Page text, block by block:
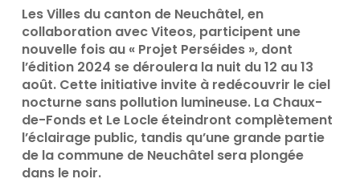
Les Villes du canton de Neuchâtel, en
collaboration avec Viteos, participent une
nouvelle fois au « Projet Perséides », dont
l’édition 2024 se déroulera la nuit du 12 au 13
août. Cette initiative invite à redécouvrir le ciel
nocturne sans pollution lumineuse. La Chaux-
de-Fonds et Le Locle éteindront complètement
l’éclairage public, tandis qu’une grande partie
de la commune de Neuchâtel sera plongée
dans le noir.